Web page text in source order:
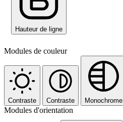
Hauteur de ligne
Modules de couleur
Contraste Contraste Monochrome
Modules d'orientation